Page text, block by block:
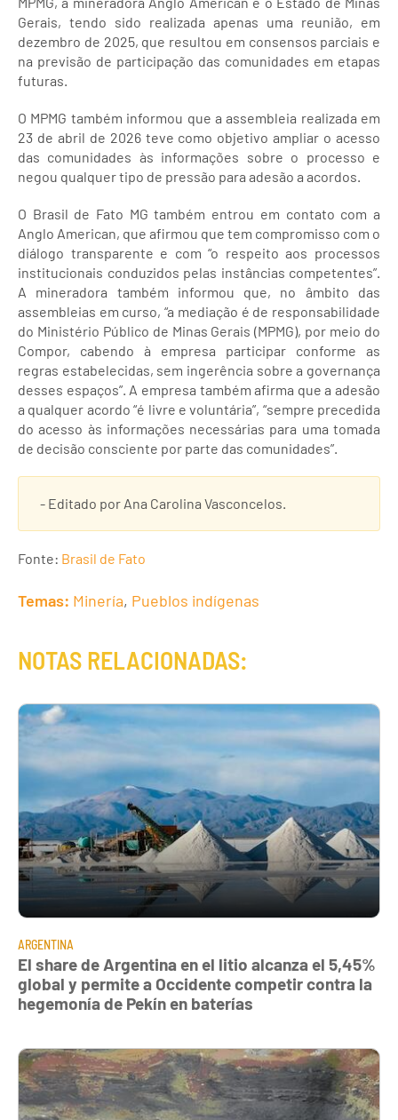
Gerais, tendo sido realizada apenas uma reunião, em
dezembro de 2025, que resultou em consensos parciais e
na previsão de participação das comunidades em etapas
futuras.
O MPMG também informou que a assembleia realizada em
23 de abril de 2026 teve como objetivo ampliar o acesso
das comunidades às informações sobre o processo e
negou qualquer tipo de pressão para adesão a acordos.
O Brasil de Fato MG também entrou em contato com a
Anglo American, que afirmou que tem compromisso com o
diálogo transparente e com “o respeito aos processos
institucionais conduzidos pelas instâncias competentes”.
A mineradora também informou que, no âmbito das
assembleias em curso, “a mediação é de responsabilidade
do Ministério Público de Minas Gerais (MPMG), por meio do
Compor, cabendo à empresa participar conforme as
regras estabelecidas, sem ingerência sobre a governança
desses espaços”. A empresa também afirma que a adesão
a qualquer acordo “é livre e voluntária”, “sempre precedida
do acesso às informações necessárias para uma tomada
de decisão consciente por parte das comunidades”.
- Editado por Ana Carolina Vasconcelos.
Fonte: Brasil de Fato
Temas: Minería, Pueblos indígenas
NOTAS RELACIONADAS:
ARGENTINA
El share de Argentina en el litio alcanza el 5,45%
global y permite a Occidente competir contra la
hegemonía de Pekín en baterías